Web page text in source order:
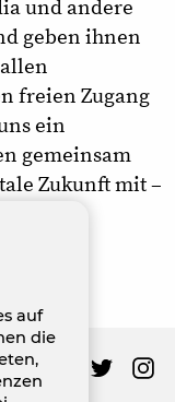
und andere
geben ihnen
freien Zugang
ein
gemeinsam
Zukunft mit –
wird.
search
auf
die